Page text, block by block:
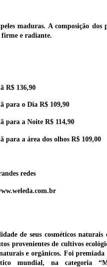
maduras. A composição dos
firme e radiante.
R$ 136,90
para o Dia R$ 109,90
para a Noite R$ 114,90
para a área dos olhos R$ 109,00
redes
de seus cosméticos naturais
provenientes de cultivos
e orgânicos. Foi premiada
mundial, na categoria “